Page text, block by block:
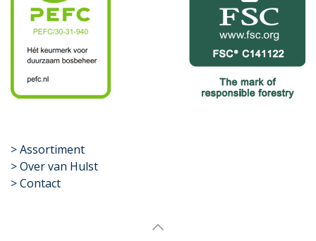
​>Assortiment
> Over van Hulst
> Contact